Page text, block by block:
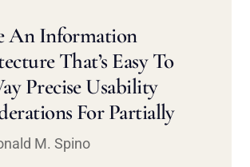
An Information
That’s Easy To
Precise Usability
For Partially
M. Spino